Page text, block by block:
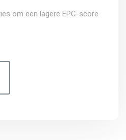
om een lagere EPC-score